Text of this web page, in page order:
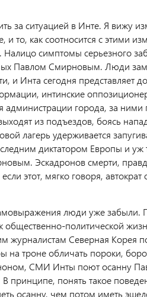
за ситуацией в Инте. Я вижу
и то, как соотносится с этими
Налицо симптомы серьезного
Павлом Смирновым. Люди
и Инта сегодня представляет
интинские
администрации города, за ними
из подъездов, боясь
лагерь удерживается
диктатором Европы и уж
Эскадронов смерти,
этот, мягко говоря, автократ
люди уже забыли.
общественно-политической
журналистам Северная Корея
на троне обличать пороки,
СМИ Инты поют осанну
В принципе, понять такое
осанну, чем потом иметь